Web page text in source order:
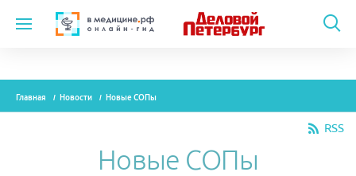
Модули
Главная Новости Новые СОПы
RSS
Новые СОПы